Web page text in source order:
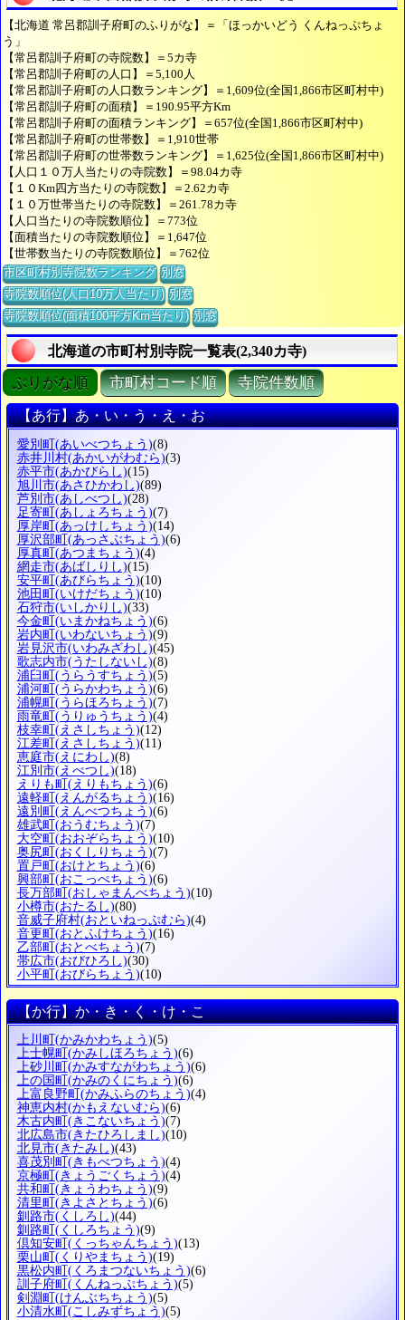
【北海道 常呂郡訓子府町のふりがな】＝「ほっかいどう くんねっぷちょ
う」
【常呂郡訓子府町の寺院数】＝5カ寺
【常呂郡訓子府町の人口】＝5,100人
【常呂郡訓子府町の人口数ランキング】＝1,609位(全国1,866市区町村中)
【常呂郡訓子府町の面積】＝190.95平方Km
【常呂郡訓子府町の面積ランキング】＝657位(全国1,866市区町村中)
【常呂郡訓子府町の世帯数】＝1,910世帯
【常呂郡訓子府町の世帯数ランキング】＝1,625位(全国1,866市区町村中)
【人口１０万人当たりの寺院数】＝98.04カ寺
【１０Km四方当たりの寺院数】＝2.62カ寺
【１０万世帯当たりの寺院数】＝261.78カ寺
【人口当たりの寺院数順位】＝773位
【面積当たりの寺院数順位】＝1,647位
【世帯数当たりの寺院数順位】＝762位
市区町村別寺院数ランキング 別窓
寺院数順位(人口10万人当たり) 別窓
寺院数順位(面積100平方Km当たり) 別窓
北海道の市町村別寺院一覧表(2,340カ寺)
ぶりがな順 市町村コード順 寺院件数順
【あ行】あ・い・う・え・お
愛別町(あいべつちょう)(8)
赤井川村(あかいがわむら)(3)
赤平市(あかびらし)(15)
旭川市(あさひかわし)(89)
芦別市(あしべつし)(28)
足寄町(あしょろちょう)(7)
厚岸町(あっけしちょう)(14)
厚沢部町(あっさぶちょう)(6)
厚真町(あつまちょう)(4)
網走市(あばしりし)(15)
安平町(あびらちょう)(10)
池田町(いけだちょう)(10)
石狩市(いしかりし)(33)
今金町(いまかねちょう)(6)
岩内町(いわないちょう)(9)
岩見沢市(いわみざわし)(45)
歌志内市(うたしないし)(8)
浦臼町(うらうすちょう)(5)
浦河町(うらかわちょう)(6)
浦幌町(うらほろちょう)(7)
雨竜町(うりゅうちょう)(4)
枝幸町(えさしちょう)(12)
江差町(えさしちょう)(11)
恵庭市(えにわし)(8)
江別市(えべつし)(18)
えりも町(えりもちょう)(6)
遠軽町(えんがるちょう)(16)
遠別町(えんべつちょう)(6)
雄武町(おうむちょう)(7)
大空町(おおぞらちょう)(10)
奥尻町(おくしりちょう)(7)
置戸町(おけとちょう)(6)
興部町(おこっぺちょう)(6)
長万部町(おしゃまんべちょう)(10)
小樽市(おたるし)(80)
音威子府村(おといねっぷむら)(4)
音更町(おとふけちょう)(16)
乙部町(おとべちょう)(7)
帯広市(おびひろし)(30)
小平町(おびらちょう)(10)
【か行】か・き・く・け・こ
上川町 (かみかわちょう)(5)
上士幌町 (かみしほろちょう)(6)
上砂川町 (かみすながわちょう)(6)
上の国町 (かみのくにちょう)(6)
上富良野町 (かみふらのちょう)(4)
神恵内村(かもえないむら)(6)
木古内町 (きこないちょう)(7)
北広島市(きたひろしまし)(10)
北見市(きたみし)(43)
喜茂別町 (きもべつちょう)(4)
京極町 (きょうごくちょう)(4)
共和町 (きょうわちょう)(9)
清里町 (きよさとちょう)(6)
釧路市(くしろし)(44)
釧路町 (くしろちょう)(9)
倶知安町 (くっちゃんちょう)(13)
栗山町 (くりやまちょう)(19)
黒松内町 (くろまつないちょう)(6)
訓子府町 (くんねっぷちょう)(5)
剣淵町 (けんぶちちょう)(5)
小清水町 (こしみずちょう)(5)